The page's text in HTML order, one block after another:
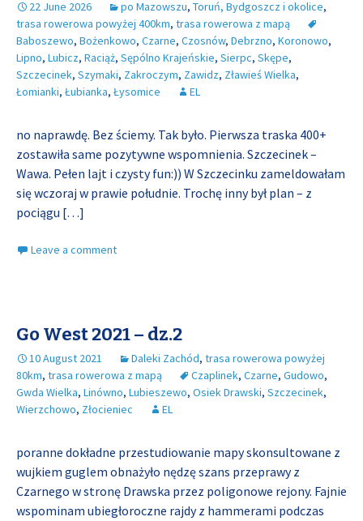
22 June 2026 po Mazowszu, Toruń, Bydgoszcz i okolice,
trasa rowerowa powyżej 400km, trasa rowerowa z mapą
Baboszewo, Bożenkowo, Czarne, Czosnów, Debrzno, Koronowo,
Lipno, Lubicz, Raciąż, Sępólno Krajeńskie, Sierpc, Skępe,
Szczecinek, Szymaki, Zakroczym, Zawidz, Zławieś Wielka,
Łomianki, Łubianka, Łysomice EL
no naprawdę. Bez ściemy. Tak było. Pierwsza traska 400+
zostawiła same pozytywne wspomnienia. Szczecinek –
Wawa. Pełen lajt i czysty fun:)) W Szczecinku zameldowałam
się wczoraj w prawie południe. Trochę inny był plan – z
pociągu […]
Leave a comment
Go West 2021 – dz.2
10 August 2021 Daleki Zachód, trasa rowerowa powyżej
80km, trasa rowerowa z mapą Czaplinek, Czarne, Gudowo,
Gwda Wielka, Linówno, Lubieszewo, Osiek Drawski, Szczecinek,
Wierzchowo, Złocieniec EL
poranne dokładne przestudiowanie mapy skonsultowane z
wujkiem guglem obnażyło nędzę szans przeprawy z
Czarnego w stronę Drawska przez poligonowe rejony. Fajnie
wspominam ubiegłoroczne rajdy z hammerami podczas